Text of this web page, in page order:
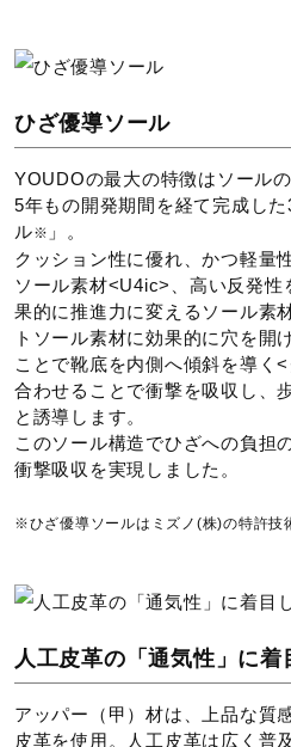
甲回り寸法が
アップ。（
サイズ
21.5～24.5cm
カラー
09：ブラック
63：ワイン
素材
甲材：人工皮革、合成繊維
ひざ優導ソール
YOUDOの最大の特徴はソール
5年もの開発期間を経て完成し
ル※ 」。
クッション性に優れ、かつ軽量
ソール素材<U4ic>、高い反発性
果的に推進力に変えるソール素
トソール素材に効果的に穴を開
ことで靴底を内側へ傾斜を導く
合わせることで衝撃を吸収し、
と誘導します。
このソール構造でひざへの負担
衝撃吸収を実現しました。
※ひざ優導ソールはミズノ(株)の特許技
人工皮革の「通気性」に着
アッパー（甲）材は、上品な質
皮革を使用。人工皮革は広く普